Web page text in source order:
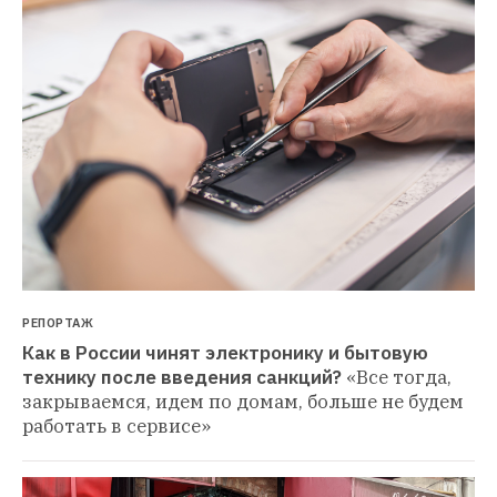
РЕПОРТАЖ
Как в России чинят электронику и бытовую
технику после введения санкций? «Все тогда,
закрываемся, идем по домам, больше не будем
работать в сервисе»